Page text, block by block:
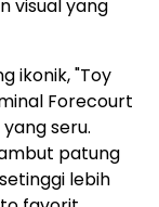
visual yang
ikonik, "Toy
Forecourt
seru.
patung
lebih